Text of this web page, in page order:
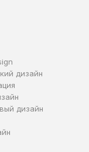
дизайн
дизайн